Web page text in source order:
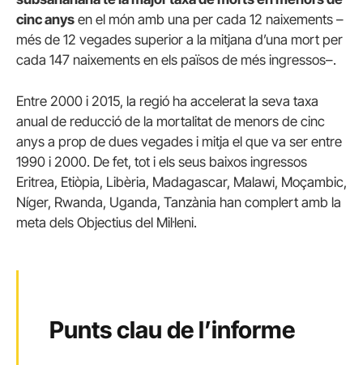
cinc anys en el món amb una per cada 12 naixements –
més de 12 vegades superior a la mitjana d’una mort per
cada 147 naixements en els països de més ingressos–.
Entre 2000 i 2015, la regió ha accelerat la seva taxa
anual de reducció de la mortalitat de menors de cinc
anys a prop de dues vegades i mitja el que va ser entre
1990 i 2000. De fet, tot i els seus baixos ingressos
Eritrea, Etiòpia, Libèria, Madagascar, Malawi, Moçambic,
Níger, Rwanda, Uganda, Tanzània han complert amb la
meta dels Objectius del Mil·leni.
Punts clau de l’informe